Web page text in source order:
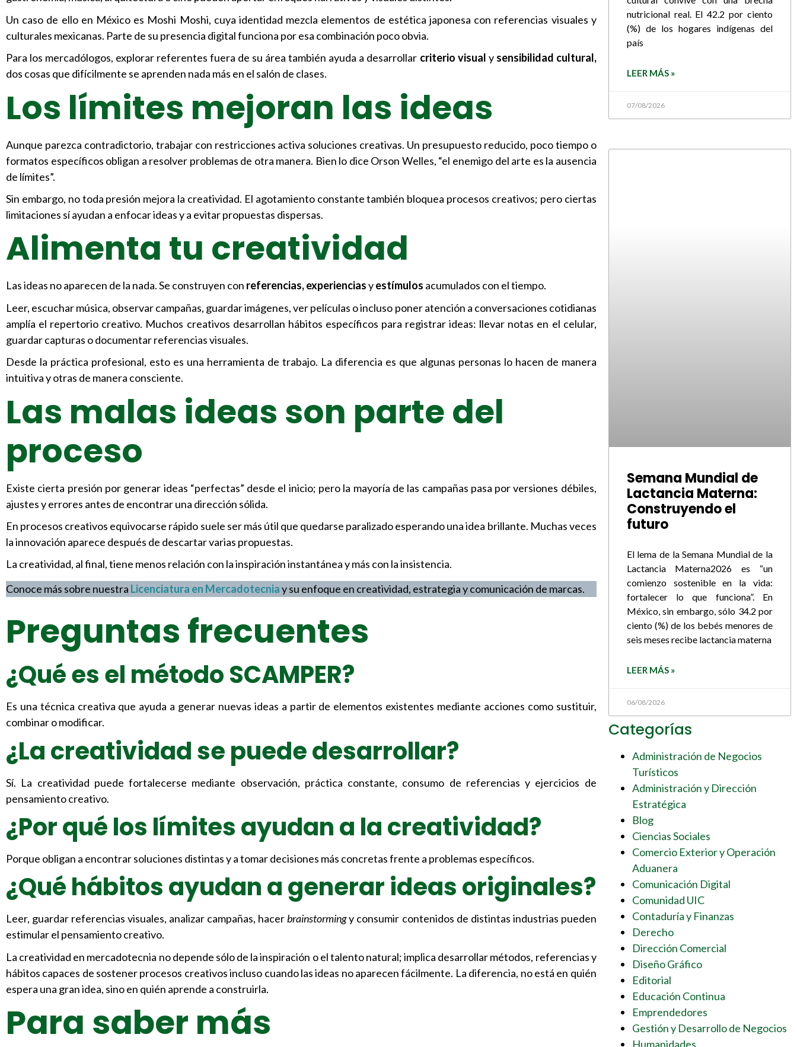
Un caso de ello en México es Moshi Moshi, cuya identidad mezcla elementos de estética japonesa con referencias visuales y
culturales mexicanas. Parte de su presencia digital funciona por esa combinación poco obvia.
Para los mercadólogos, explorar referentes fuera de su área también ayuda a desarrollar criterio visual y sensibilidad cultural,
dos cosas que difícilmente se aprenden nada más en el salón de clases.
Los límites mejoran las ideas
Aunque parezca contradictorio, trabajar con restricciones activa soluciones creativas. Un presupuesto reducido, poco tiempo o
formatos específicos obligan a resolver problemas de otra manera. Bien lo dice Orson Welles, “el enemigo del arte es la ausencia
de límites”.
Sin embargo, no toda presión mejora la creatividad. El agotamiento constante también bloquea procesos creativos; pero ciertas
limitaciones sí ayudan a enfocar ideas y a evitar propuestas dispersas.
Alimenta tu creatividad
Las ideas no aparecen de la nada. Se construyen con referencias, experienciasyestímulos acumulados con el tiempo.
Leer, escuchar música, observar campañas, guardar imágenes, ver películas o incluso poner atención a conversaciones cotidianas
amplía el repertorio creativo. Muchos creativos desarrollan hábitos específicos para registrar ideas: llevar notas en el celular,
guardar capturas o documentar referencias visuales.
Desde la práctica profesional, esto es una herramienta de trabajo. La diferencia es que algunas personas lo hacen de manera
intuitiva y otras de manera consciente.
Las malas ideas son parte del
proceso
Existe cierta presión por generar ideas “perfectas” desde el inicio; pero la mayoría de las campañas pasa por versiones débiles,
ajustes y errores antes de encontrar una dirección sólida.
En procesos creativos equivocarse rápido suele ser más útil que quedarse paralizado esperando una idea brillante. Muchas veces
la innovación aparece después de descartar varias propuestas.
La creatividad, al final, tiene menos relación con la inspiración instantánea y más con la insistencia.
Conoce más sobre nuestra Licenciatura en Mercadotecniay su enfoque en creatividad, estrategia y comunicación de marcas.
Preguntas frecuentes
¿Qué es el método SCAMPER?
Es una técnica creativa que ayuda a generar nuevas ideas a partir de elementos existentes mediante acciones como sustituir,
combinar o modificar.
¿La creatividad se puede desarrollar?
Sí. La creatividad puede fortalecerse mediante observación, práctica constante, consumo de referencias y ejercicios de
pensamiento creativo.
¿Por qué los límites ayudan a la creatividad?
Porque obligan a encontrar soluciones distintas y a tomar decisiones más concretas frente a problemas específicos.
¿Qué hábitos ayudan a generar ideas originales?
Leer, guardar referencias visuales, analizar campañas, hacerbrainstormingy consumir contenidos de distintas industrias pueden
estimular el pensamiento creativo.
La creatividad en mercadotecnia no depende sólo de la inspiración o el talento natural; implica desarrollar métodos, referencias y
hábitos capaces de sostener procesos creativos incluso cuando las ideas no aparecen fácilmente. La diferencia, no está en quién
espera una gran idea, sino en quién aprende a construirla.
Para saber más
nutricional real. El 42.2 por ciento
(%) de los hogares indígenas del
país
LEER MÁS »
07/08/2026
Semana Mundial de
Lactancia Materna:
Construyendo el
futuro
El lema de la Semana Mundial de la
Lactancia Materna2026 es “un
comienzo sostenible en la vida:
fortalecer lo que funciona”. En
México, sin embargo, sólo 34.2 por
ciento (%) de los bebés menores de
seis meses recibe lactancia materna
LEER MÁS »
06/08/2026
Categorías
Administración de Negocios
Turísticos
Administración y Dirección
Estratégica
Blog
Ciencias Sociales
Comercio Exterior y Operación
Aduanera
Comunicación Digital
Comunidad UIC
Contaduría y Finanzas
Derecho
Dirección Comercial
Diseño Gráfico
Editorial
Educación Continua
Emprendedores
Gestión y Desarrollo de Negocios
Humanidades